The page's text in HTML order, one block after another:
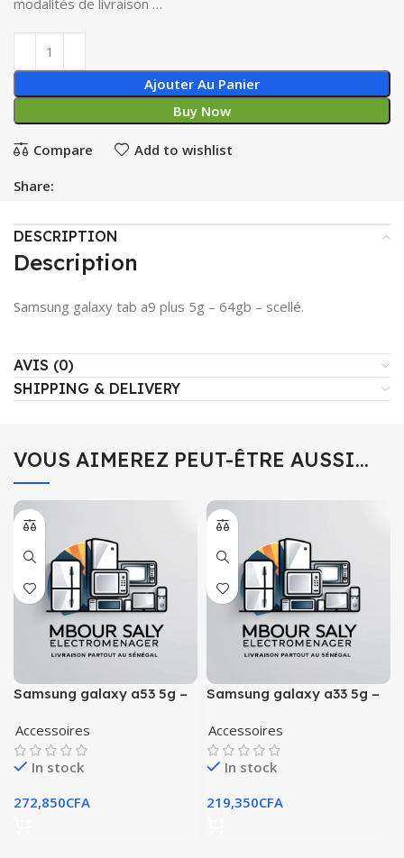
modalités de livraison …
Ajouter Au Panier
Buy Now
Compare Add to wishlist
Share:
DESCRIPTION
Description
Samsung galaxy tab a9 plus 5g – 64gb – scellé.
AVIS (0)
SHIPPING & DELIVERY
VOUS AIMEREZ PEUT-ÊTRE AUSSI…
Samsung galaxy a53 5g –
Accessoires
In stock
272,850CFA
Samsung galaxy a33 5g –
Accessoires
In stock
219,350CFA